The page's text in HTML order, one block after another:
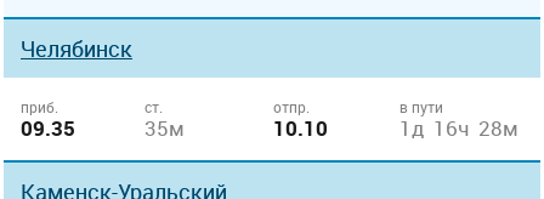
Челябинск
приб.
09.35
ст.
35м
отпр.
10.10
в пути
1д 16ч 28м
Каменск-Уральский